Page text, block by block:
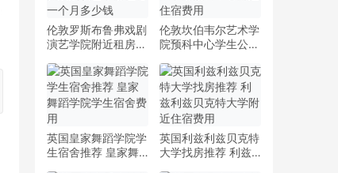
伦敦罗斯布鲁弗戏剧
演艺学院附近租房注
戏剧演艺学院住宿一
个月多少钱
伦敦坎伯韦尔艺术学
院预科中心学生公寓
学院预科中心附近住
宿费用
英国皇家舞蹈学院学
生宿舍推荐 皇家舞
英国利兹利兹贝克特
大学找房推荐 利兹